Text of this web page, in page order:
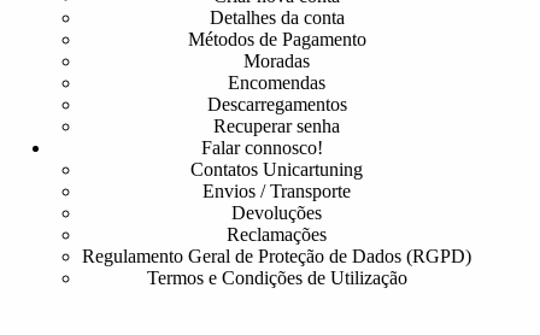
Detalhes da conta
Métodos de Pagamento
Moradas
Encomendas
Descarregamentos
Recuperar senha
Falar connosco!
Contatos Unicartuning
Envios / Transporte
Devoluções
Reclamações
Regulamento Geral de Proteção de Dados (RGPD)
Termos e Condições de Utilização